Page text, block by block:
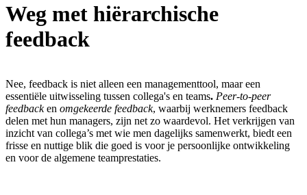
Weg met hiërarchische
feedback
Nee, feedback is niet alleen een managementtool, maar een
essentiële uitwisseling tussen collega's en teams. Peer-to-peer
feedbacken omgekeerde feedback, waarbij werknemers feedback
delen met hun managers, zijn net zo waardevol. Het verkrijgen van
inzicht van collega’s met wie men dagelijks samenwerkt, biedt een
frisse en nuttige blik die goed is voor je persoonlijke ontwikkeling
en voor de algemene teamprestaties.